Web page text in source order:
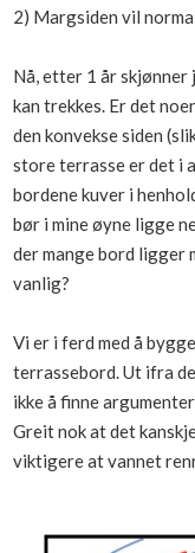
2) Margsiden vil
Nå, etter 1 år skjønner
kan trekkes. Er det
den konvekse siden
store terrasse er det i
bordene kuver i
bør i mine øyne ligge
der mange bord ligger
vanlig?
Vi er i ferd med å
terrassebord. Ut ifra
ikke å finne
Greit nok at det
viktigere at vannet